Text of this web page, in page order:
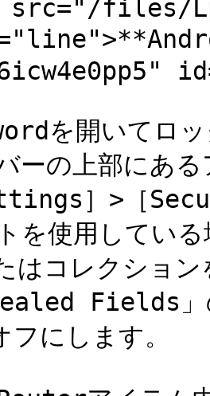
src="/files/
を開いてロッ
の上部にある
］>［
はコレクショ
Fields」
にします。